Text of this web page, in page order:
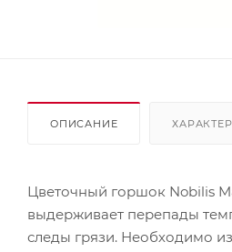
ОПИСАНИЕ
Цветочный горшок Nobilis
выдерживает перепады
следы грязи. Необходимо